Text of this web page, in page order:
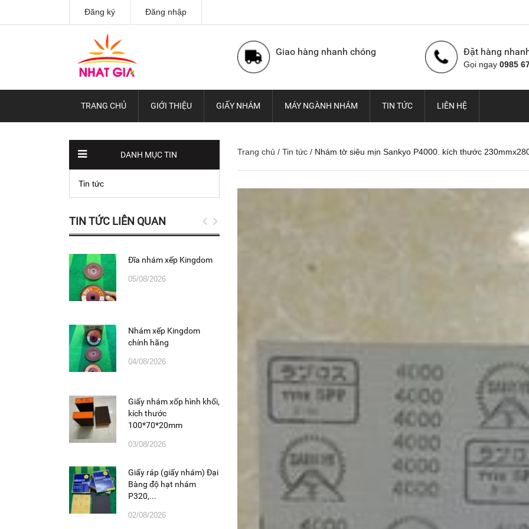
Đăng ký Đăng nhập
Giao hàng nhanh chóng Đặt hàng
Gọi ngay 0985
TRANG CHỦ GIỚI THIỆU GIẤY NHÁM MÁY NGÀNH NHÁM TIN TỨC LIÊN HỆ
Trang chủ / Tin tức / Nhám tờ siêu mịn Sankyo P4000. kích thước
DANH MỤC TIN
Tin tức
TIN TỨC LIÊN QUAN
Đĩa nhám xếp Kingdom
05/08/2026
Nhám xếp Kingdom
chính hãng
04/08/2026
Giấy nhám xốp hình khối,
kích thước
100*70*20mm
03/08/2026
Giấy ráp (giấy nhám) Đại
Bàng độ hạt nhám
P320,...
02/08/2026
Quốc (Hawk), Kích thước
20x10x3mm
31/07/2026
Giấy nhám P320
thước 230...
30/07/2026
Vải ráp con Ó Hawk,
nhập khẩu Hàn Quốc
29/07/2026
nhám AA80, kích thước
Nhám xốp hạ cam, độ
nhám P120, kích thước
75mmx...
25/07/2026
Nhám xốp dạng tấm to
P1000, kích thước
530mm x ...